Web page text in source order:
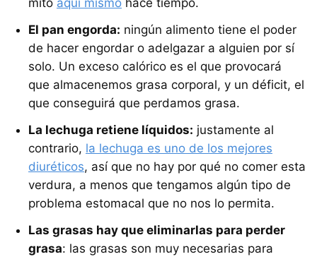
mito aquí mismo hace tiempo.
El pan engorda: ningún alimento tiene el poder
de hacer engordar o adelgazar a alguien por sí
solo. Un exceso calórico es el que provocará
que almacenemos grasa corporal, y un déficit, el
que conseguirá que perdamos grasa.
La lechuga retiene líquidos: justamente al
contrario, la lechuga es uno de los mejores
diuréticos, así que no hay por qué no comer esta
verdura, a menos que tengamos algún tipo de
problema estomacal que no nos lo permita.
Las grasas hay que eliminarlas para perder
grasa: las grasas son muy necesarias para